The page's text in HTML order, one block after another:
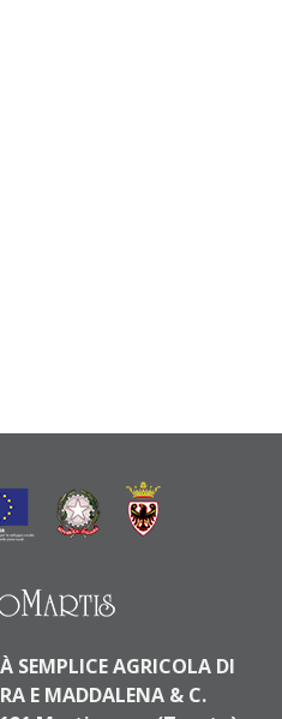
SEMPLICE AGRICOLA DI
E MADDALENA & C.